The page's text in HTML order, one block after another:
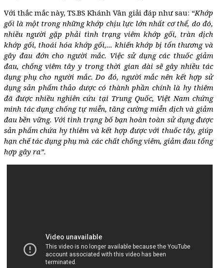
Với thắc mắc này, TS.BS Khánh Vân giải đáp như sau: “Khớp
gối là một trong những khớp chịu lực lớn nhất cơ thể, do đó,
nhiều người gặp phải tình trạng viêm khớp gối, tràn dịch
khớp gối, thoái hóa khớp gối,... khiến khớp bị tổn thương và
gây đau đớn cho người mắc. Việc sử dụng các thuốc giảm
đau, chống viêm tây y trong thời gian dài sẽ gây nhiều tác
dụng phụ cho người mắc. Do đó, người mắc nên kết hợp sử
dụng sản phẩm thảo dược có thành phần chính là hy thiêm
đã được nhiều nghiên cứu tại Trung Quốc, Việt Nam chứng
minh tác dụng chống tự miễn, tăng cường miễn dịch và giảm
đau bền vững. Với tình trạng bố bạn hoàn toàn sử dụng được
sản phẩm chứa hy thiêm và kết hợp được với thuốc tây, giúp
hạn chế tác dụng phụ mà các chất chống viêm, giảm đau tổng
hợp gây ra”.